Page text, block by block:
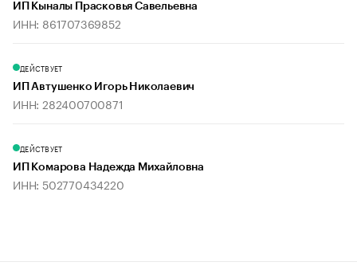
ИП Кыналы Прасковья Савельевна
ИНН: 861707369852
ДЕЙСТВУЕТ
ИП Автушенко Игорь Николаевич
ИНН: 282400700871
ДЕЙСТВУЕТ
ИП Комарова Надежда Михайловна
ИНН: 502770434220